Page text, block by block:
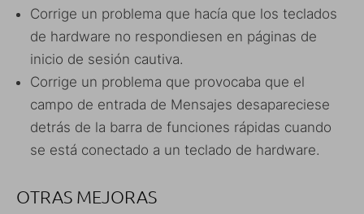
Corrige un problema que hacía que los teclados
de hardware no respondiesen en páginas de
inicio de sesión cautiva.
Corrige un problema que provocaba que el
campo de entrada de Mensajes desapareciese
detrás de la barra de funciones rápidas cuando
se está conectado a un teclado de hardware.
OTRAS MEJORAS